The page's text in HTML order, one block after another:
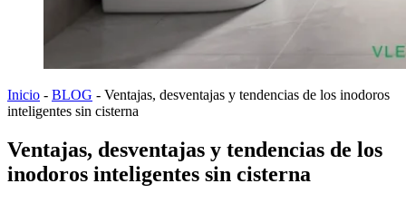
Inicio - BLOG - Ventajas, desventajas y tendencias de los inodoros
inteligentes sin cisterna
Ventajas, desventajas y tendencias de los
inodoros inteligentes sin cisterna